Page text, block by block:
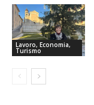
Lavoro, Economia,
Turismo